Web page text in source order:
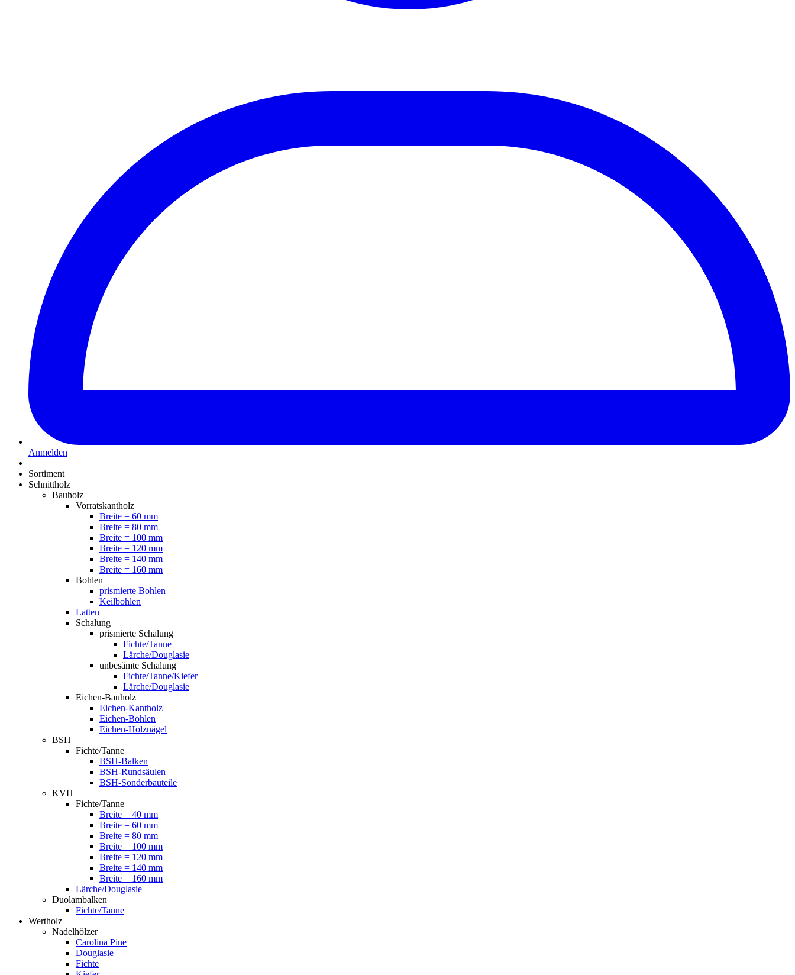
Anmelden
Sortiment
Schnittholz
Bauholz
Vorratskantholz
Breite = 60 mm
Breite = 80 mm
Breite = 100 mm
Breite = 120 mm
Breite = 140 mm
Breite = 160 mm
Bohlen
prismierte Bohlen
Keilbohlen
Latten
Schalung
prismierte Schalung
Fichte/Tanne
Lärche/Douglasie
unbesämte Schalung
Fichte/Tanne/Kiefer
Lärche/Douglasie
Eichen-Bauholz
Eichen-Kantholz
Eichen-Bohlen
Eichen-Holznägel
BSH
Fichte/Tanne
BSH-Balken
BSH-Rundsäulen
BSH-Sonderbauteile
KVH
Fichte/Tanne
Breite = 40 mm
Breite = 60 mm
Breite = 80 mm
Breite = 100 mm
Breite = 120 mm
Breite = 140 mm
Breite = 160 mm
Lärche/Douglasie
Duolambalken
Fichte/Tanne
Wertholz
Nadelhölzer
Carolina Pine
Douglasie
Fichte